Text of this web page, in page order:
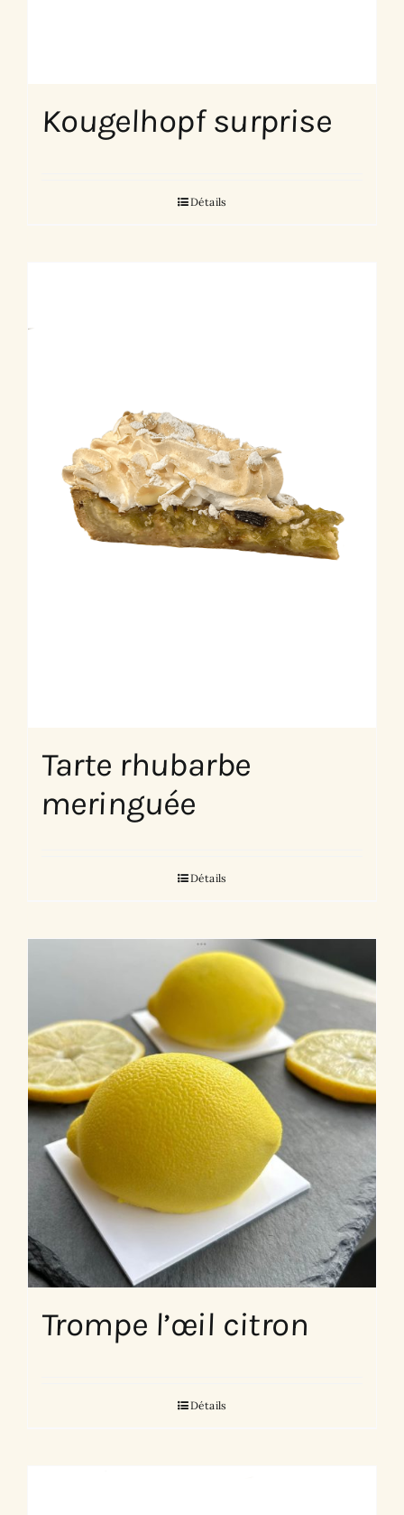
Kougelhopf surprise
Détails
Tarte rhubarbe
meringuée
Détails
Trompe l’œil citron
Détails